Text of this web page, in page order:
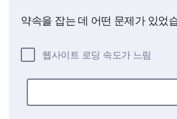
약속을 잡는 데 어떤 문제가 있었
웹사이트 로딩 속도가 느림